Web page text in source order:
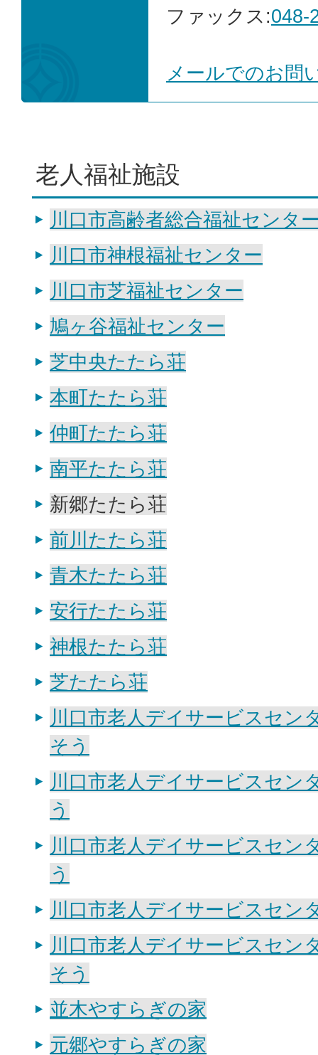
ファックス:048-
メールでのお問
老人福祉施設
川口市高齢者総合福祉センタ
川口市神根福祉センター
川口市芝福祉センター
鳩ヶ谷福祉センター
芝中央たたら荘
本町たたら荘
仲町たたら荘
南平たたら荘
新郷たたら荘
前川たたら荘
青木たたら荘
安行たたら荘
神根たたら荘
芝たたら荘
川口市老人デイサービスセン
そう
川口市老人デイサービスセン
う
川口市老人デイサービスセン
う
川口市老人デイサービスセン
川口市老人デイサービスセン
そう
並木やすらぎの家
元郷やすらぎの家